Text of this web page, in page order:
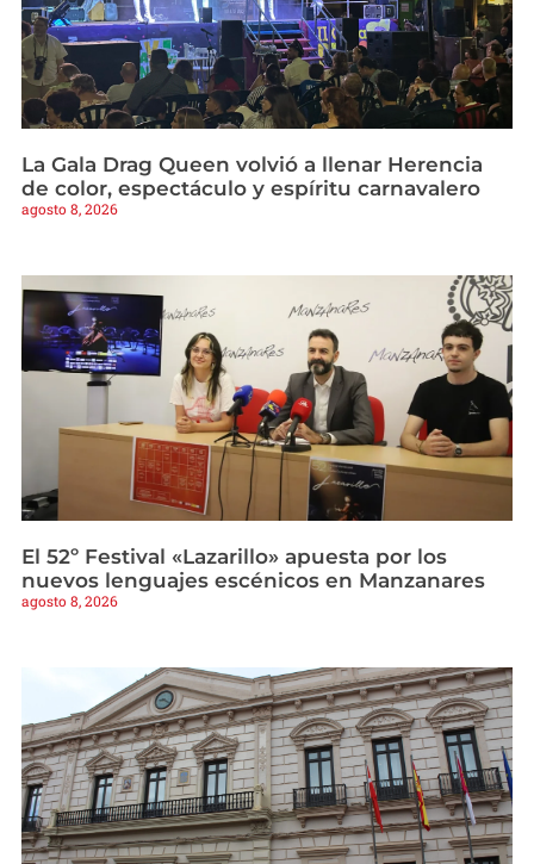
La Gala Drag Queen volvió a llenar Herencia
de color, espectáculo y espíritu carnavalero
agosto 8, 2026
El 52º Festival «Lazarillo» apuesta por los
nuevos lenguajes escénicos en Manzanares
agosto 8, 2026